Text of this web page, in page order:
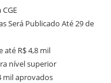
Será Publicado Até 29 de
até R$ 4,8 mil
nível superior
mil aprovados